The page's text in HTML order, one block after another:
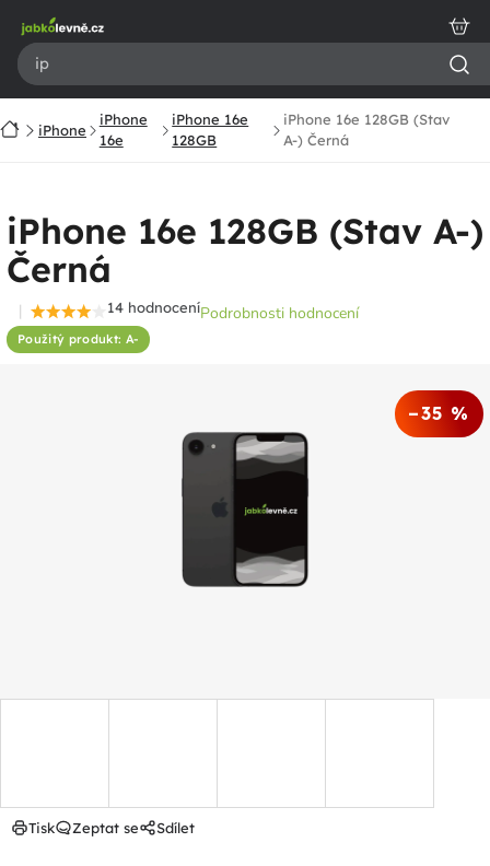
obsah
DomůiPhone
iPhone
16e
iPhone 16e
128GB
iPhone 16e 128GB (Stav
A-) Černá
iPhone 16e 128GB (Stav A-)
Černá
Použitý produkt: A-
Průměrné
hodnocení
14 hodnoceníPodrobnosti hodnocení
–35 %
Tisk Zeptat se Sdílet